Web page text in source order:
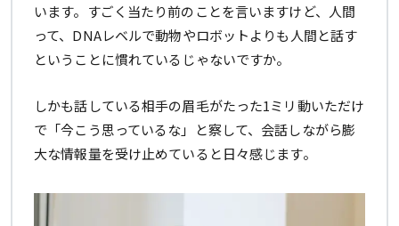
います。すごく当たり前のことを言いますけど、人間
って、DNAレベルで動物やロボットよりも人間と話す
ということに慣れているじゃないですか。
しかも話している相手の眉毛がたった1ミリ動いただけ
で「今こう思っているな」と察して、会話しながら膨
大な情報量を受け止めていると日々感じます。